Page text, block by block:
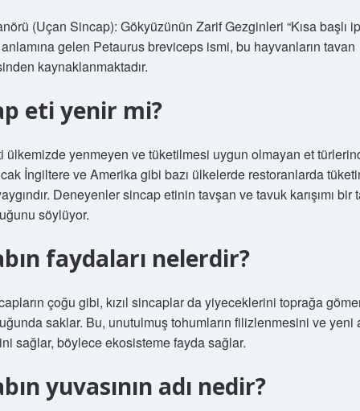
(Uçan Sincap): Gökyüzünün Zarif Gezginleri “Kısa başlı ip
anlamına gelen Petaurus breviceps ismi, bu hayvanların tavan
kaynaklanmaktadır.
eti yenir mi?
ülkemizde yenmeyen ve tüketilmesi uygun olmayan et
İngiltere ve Amerika gibi bazı ülkelerde restoranlarda
Deneyenler sincap etinin tavşan ve tavuk karışımı bir
söylüyor.
faydaları nelerdir?
çoğu gibi, kızıl sincaplar da yiyeceklerini toprağa
saklar. Bu, unutulmuş tohumların filizlenmesini ve yeni
sağlar, böylece ekosisteme fayda sağlar.
yuvasının adı nedir?